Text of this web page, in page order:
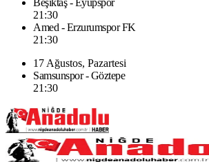
21:30
Amed - Erzurumspor FK
21:30
17 Ağustos, Pazartesi
Samsunspor - Göztepe
21:30